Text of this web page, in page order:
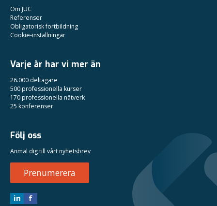
Om JUC
Referenser
Obligatorisk fortbildning
Cookie-inställningar
Varje år har vi mer än
26.000 deltagare
500 professionella kurser
170 professionella nätverk
25 konferenser
Följ oss
Anmäl dig till vårt nyhetsbrev
Prenumerera
in f